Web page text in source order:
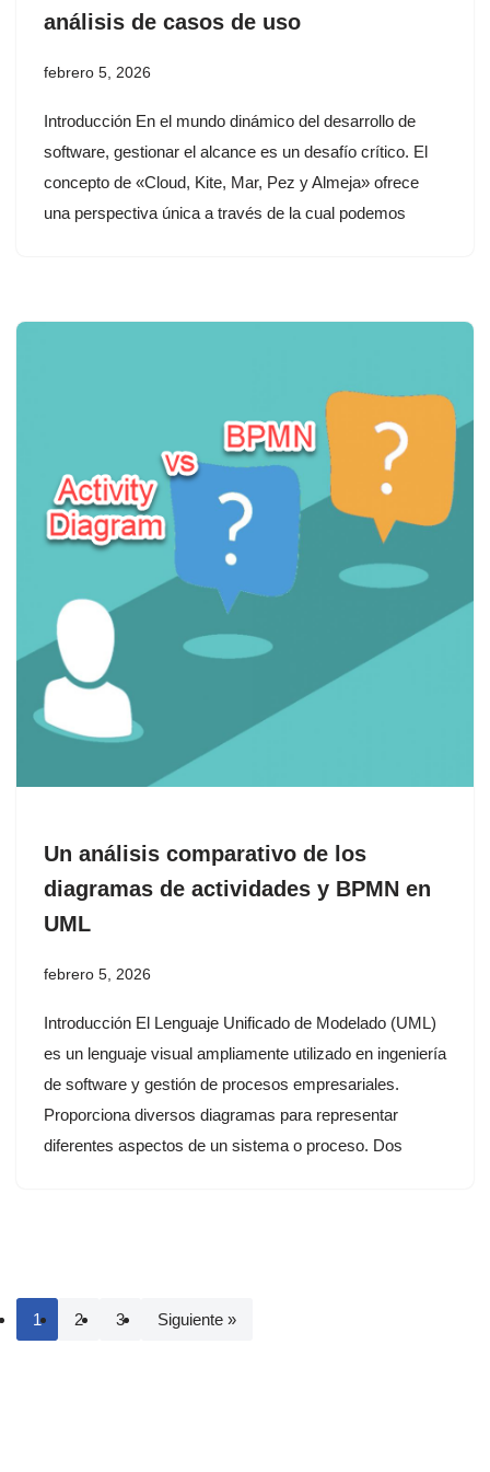
análisis de casos de uso
febrero 5, 2026
Introducción En el mundo dinámico del desarrollo de
software, gestionar el alcance es un desafío crítico. El
concepto de «Cloud, Kite, Mar, Pez y Almeja» ofrece
una perspectiva única a través de la cual podemos
Un análisis comparativo de los
diagramas de actividades y BPMN en
UML
febrero 5, 2026
Introducción El Lenguaje Unificado de Modelado (UML)
es un lenguaje visual ampliamente utilizado en ingeniería
de software y gestión de procesos empresariales.
Proporciona diversos diagramas para representar
diferentes aspectos de un sistema o proceso. Dos
1 2 3 Siguiente »